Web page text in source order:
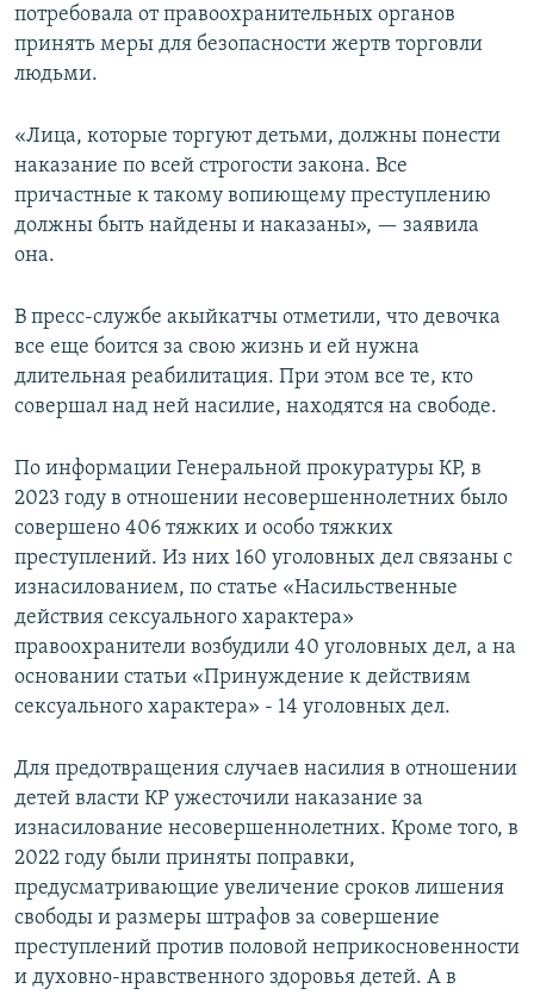
потребовала от правоохранительных органов
принять меры для безопасности жертв торговли
людьми.
«Лица, которые торгуют детьми, должны понести
наказание по всей строгости закона. Все
причастные к такому вопиющему преступлению
должны быть найдены и наказаны», — заявила
она.
В пресс-службе акыйкатчы отметили, что девочка
все еще боится за свою жизнь и ей нужна
длительная реабилитация. При этом все те, кто
совершал над ней насилие, находятся на свободе.
По информации Генеральной прокуратуры КР, в
2023 году в отношении несовершеннолетних было
совершено 406 тяжких и особо тяжких
преступлений. Из них 160 уголовных дел связаны с
изнасилованием, по статье «Насильственные
действия сексуального характера»
правоохранители возбудили 40 уголовных дел, а на
основании статьи «Принуждение к действиям
сексуального характера» - 14 уголовных дел.
Для предотвращения случаев насилия в отношении
детей власти КР ужесточили наказание за
изнасилование несовершеннолетних. Кроме того, в
2022 году были приняты поправки,
предусматривающие увеличение сроков лишения
свободы и размеры штрафов за совершение
преступлений против половой неприкосновенности
и духовно-нравственного здоровья детей. А в